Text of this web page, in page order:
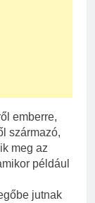
emberre,
származó,
meg az
például
jutnak